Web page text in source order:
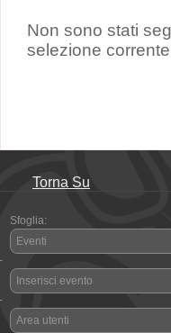
Non sono stati
selezione
Torna Su
Sfoglia:
Eventi
-
Inserisci evento
-
Area utenti